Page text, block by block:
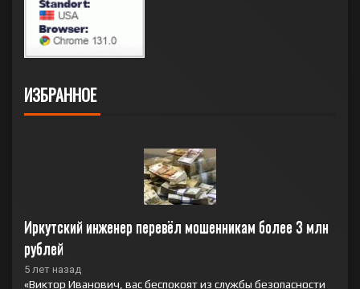
ИЗБРАННОЕ
Иркутский инженер перевёл мошенникам более 3 млн
рублей
5 лет назад
«Виктор Иванович, вас беспокоят из службы безопасности